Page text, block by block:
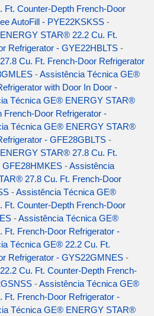
Counter-Depth French-Door
AutoFill - PYE22KSKSS -
STAR® 22.2 Cu. Ft.
Refrigerator - GYE22HBLTS -
Cu. Ft. French-Door Refrigerator
-Assistência Técnica GE®
with Door In Door -
Técnica GE® ENERGY STAR®
French-Door Refrigerator -
Técnica GE® ENERGY STAR®
- GFE28GBLTS -
STAR® 27.8 Cu. Ft.
GFE28HMKES -Assistência
27.8 Cu. Ft. French-Door
-Assistência Técnica GE®
Counter-Depth French-Door
-Assistência Técnica GE®
French-Door Refrigerator -
Técnica GE® 22.2 Cu. Ft.
Refrigerator - GYS22GMNES -
Cu. Ft. Counter-Depth French-
-Assistência Técnica GE®
French-Door Refrigerator -
Técnica GE® ENERGY STAR®